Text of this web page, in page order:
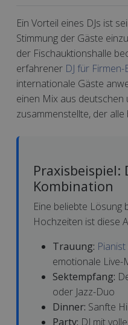
Ein Vorteil eines DJs ist
Stimmung der Gäste
der Fischauktionshalle
erfahrener DJ für Firmen-
internationale Gäste
einen Mix aus
zusammenstellte, der alle
Praxisbeispiel:
Kombination
Eine beliebte Lösung
Hochzeiten ist diese
Trauung: Pianist
emotionale Live-
Sektempfang:
oder Jazz-Duo
Dinner: Sanfte
Party: DJ mit